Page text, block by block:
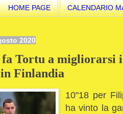
HOME PAGE CALENDARIO
2020
fa Tortu a
Finlandia
10"18 per
ha vinto la